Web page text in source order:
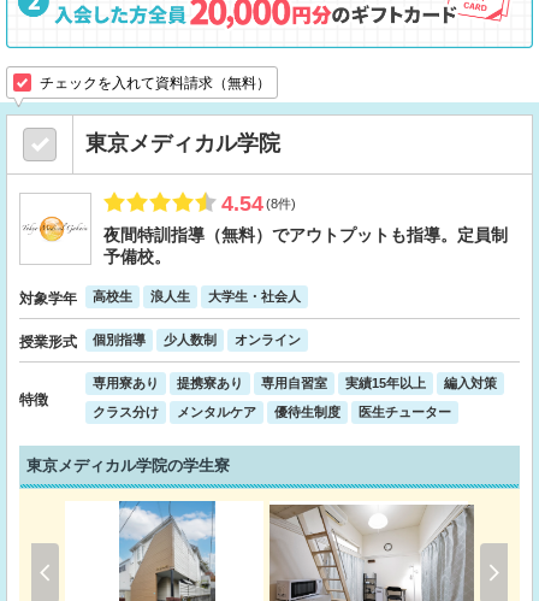
チェックを入れて資料請求（無料）
東京メディカル学院
4.54(8件)
夜間特訓指導（無料）でアウトプットも指導。定員制
予備校。
対象学年 高校生 浪人生 大学生・社会人
授業形式 個別指導 少人数制 オンライン
特徴
専用寮あり 提携寮あり 専用自習室 実績15年以上
編入対策
クラス分け
メンタルケア 優待生制度 医生チューター
東京メディカル学院の学生寮